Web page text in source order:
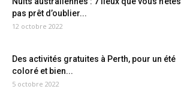
pas prêt d’oublier...
12 octobre 2022
Des activités gratuites à Perth, pour un été
coloré et bien...
5 octobre 2022